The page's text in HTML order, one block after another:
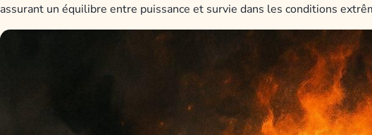
assurant un équilibre entre puissance et survie dans les conditions